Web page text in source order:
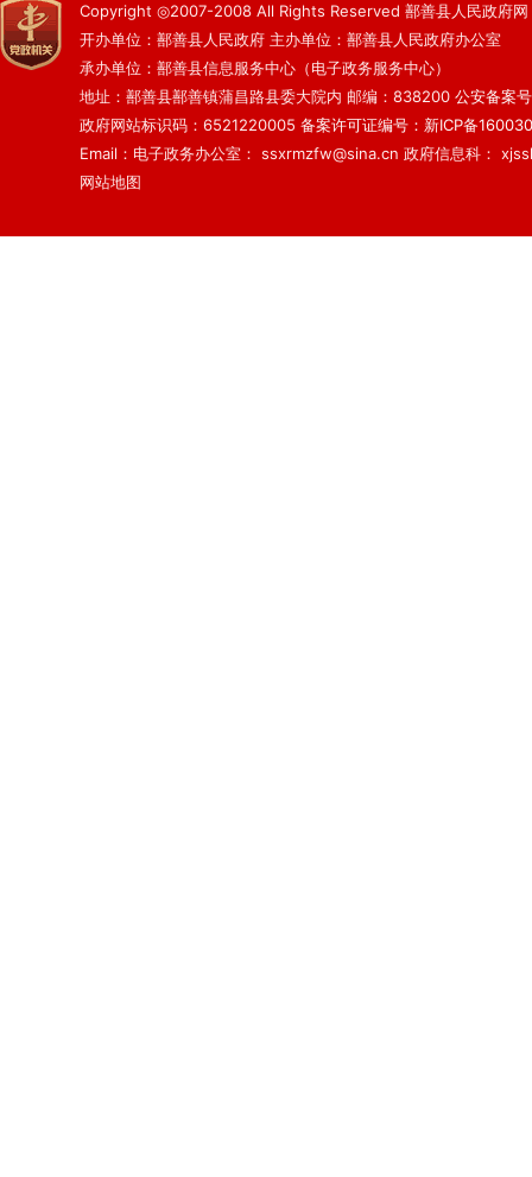
Copyright ◎2007-2008 All Rights Reserved 鄯善县人民政府网
开办单位：鄯善县人民政府 主办单位：鄯善县人民政府办公室
承办单位：鄯善县信息服务中心（电子政务服务中心）
地址：鄯善县鄯善镇蒲昌路县委大院内 邮编：838200 公安备案
政府网站标识码：6521220005 备案许可证编号：新ICP备
Email：电子政务办公室： ssxrmzfw@sina.cn 政府信息科：
网站地图